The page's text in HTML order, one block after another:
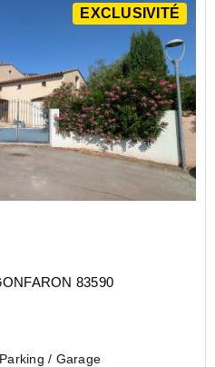
EXCLUSIVITÉ
83590
Parking / Garage